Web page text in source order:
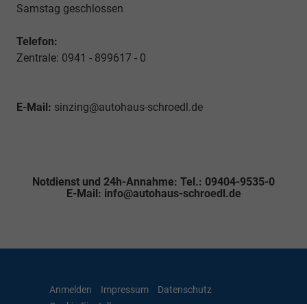
Samstag geschlossen
Telefon:
Zentrale: 0941 - 899617 - 0
E-Mail: sinzing@autohaus-schroedl.de
Notdienst und 24h-Annahme: Tel.: 09404-9535-0
E-Mail: info@autohaus-schroedl.de
Anmelden Impressum
Datenschutz